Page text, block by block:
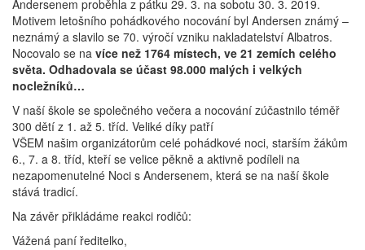
Andersenem proběhla z pátku 29. 3. na sobotu 30. 3. 2019.
Motivem letošního pohádkového nocování byl Andersen známý –
neznámý a slavilo se 70. výročí vzniku nakladatelství Albatros.
Nocovalo se na více než 1764 místech, ve 21 zemích celého
světa. Odhadovala se účast 98.000 malých i velkých
nocležníků…
V naší škole se společného večera a nocování zúčastnilo téměř
300 dětí z 1. až 5. tříd. Veliké díky patří
VŠEM našim organizátorům celé pohádkové noci, starším žákům
6., 7. a 8. tříd, kteří se velice pěkně a aktivně podíleli na
nezapomenutelné Noci s Andersenem, která se na naší škole
stává tradicí.
Na závěr přikládáme reakci rodičů:
Vážená paní ředitelko,